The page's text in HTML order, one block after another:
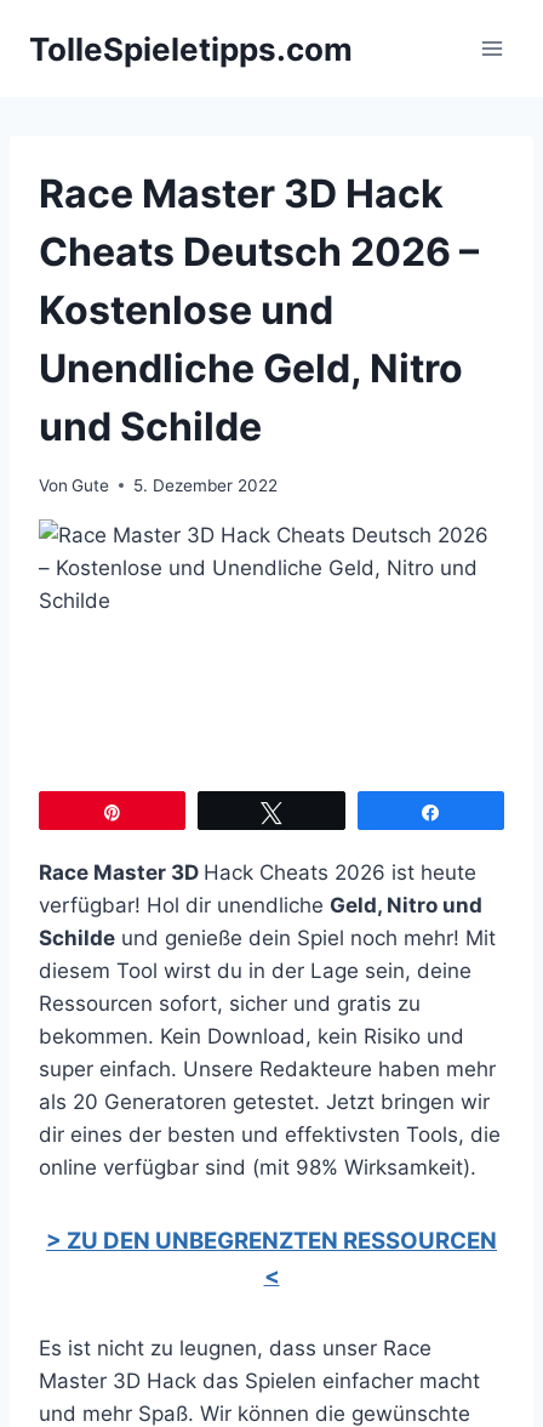
InhaltTolleSpieletipps.com
Race Master 3D Hack
Cheats Deutsch 2026 –
Kostenlose und
Unendliche Geld, Nitro
und Schilde
Von Gute 5. Dezember 2022
Race Master 3D Hack Cheats 2026 ist heute
verfügbar! Hol dir unendliche Geld, Nitro und
Schilde und genieße dein Spiel noch mehr! Mit
diesem Tool wirst du in der Lage sein, deine
Ressourcen sofort, sicher und gratis zu
bekommen. Kein Download, kein Risiko und
super einfach. Unsere Redakteure haben mehr
als 20 Generatoren getestet. Jetzt bringen wir
dir eines der besten und effektivsten Tools, die
online verfügbar sind (mit 98% Wirksamkeit).
> ZU DEN UNBEGRENZTEN RESSOURCEN
<
Es ist nicht zu leugnen, dass unser Race
Master 3D Hack das Spielen einfacher macht
und mehr Spaß. Wir können die gewünschte